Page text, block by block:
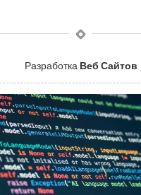
Разработка Веб Сайтов